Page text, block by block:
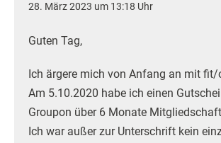
28. März 2023 um 13:18 Uhr
Guten Tag,
Ich ärgere mich von Anfang an mit fit/
Am 5.10.2020 habe ich einen
Groupon über 6 Monate
Ich war außer zur Unterschrift kein